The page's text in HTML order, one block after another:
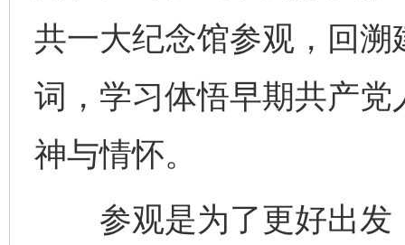
共一大纪念馆参观，回
词，学习体悟早期共产
神与情怀。
参观是为了更好出发